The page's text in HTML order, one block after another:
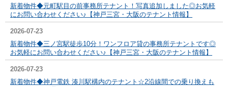
新着物件◆元町駅目の前事務所テナント！写真追加しました◎お気軽
にお問い合わせください♪【神戸三宮・大阪のテナント情報】
2026-07-23
新着物件◆三ノ宮駅徒歩10分！ワンフロア貸の事務所テナントです◎
お気軽にお問い合わせください♪【神戸三宮・大阪のテナント情報】
2026-07-23
新着物件◆神戸電鉄 湊川駅構内のテナント☆2沿線間での乗り換えも